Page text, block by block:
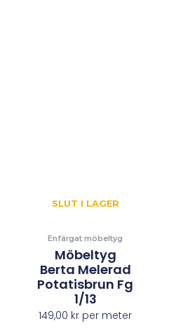
SLUT I LAGER
Enfärgat möbeltyg
Möbeltyg
Berta Melerad
Potatisbrun Fg
1/13
149,00 kr per meter